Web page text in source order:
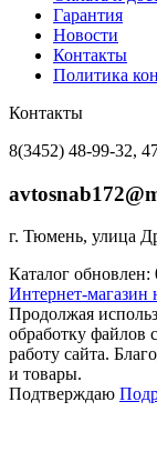
Гарантия
Новости
Контакты
Политика
Контакты
8(3452) 48-99-32,
г. Тюмень, улица
Каталог обновлен:
Интернет-магазин
Продолжая
обработку файлов
работу сайта.
и товары.
Подтверждаю